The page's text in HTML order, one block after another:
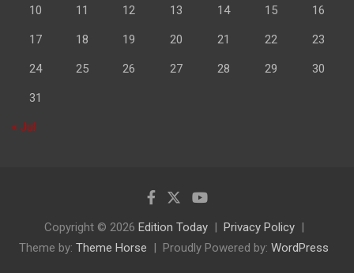
10 11 12 13 14 15 16
17 18 19 20 21 22 23
24 25 26 27 28 29 30
31
« Jul
Copyright © 2026 Edition Today
Privacy Policy
Theme by: Theme Horse Proudly Powered by: WordPress